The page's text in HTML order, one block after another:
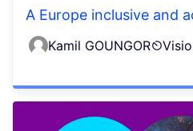
A Europe inclusive and
Kamil GOUNGOR